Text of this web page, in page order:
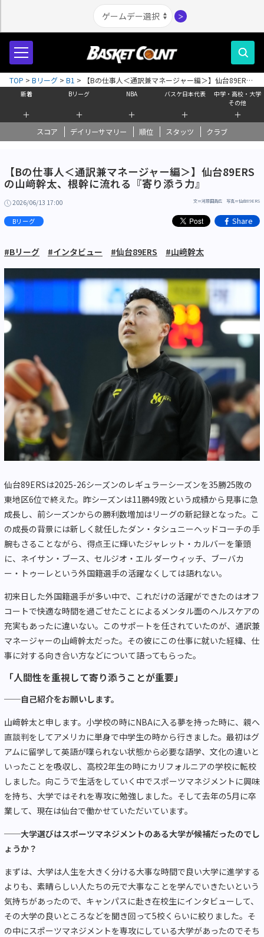
＞
新着
＋
Bリーグ
＋
NBA
＋
バスケ日本代表
＋
中学・高校・大学
その他
＋
スコア デイリーサマリー 順位 スタッツ クラブ
TOP > Bリーグ > B1 >
【Bの仕事人＜通訳兼マネージャー編＞】仙台89ERS
の山﨑幹太、根幹に流れる『寄り添う力』
【Bの仕事人＜通訳兼マネージャー編＞】仙台89ERS
の山﨑幹太、根幹に流れる『寄り添う力』
2026/06/13 17:00 文＝河原田高広 写真＝仙台89ERS
Bリーグ Share
#Bリーグ #インタビュー #仙台89ERS #山﨑幹太
仙台89ERSは2025-26シーズンのレギュラーシーズンを35勝25敗の
東地区6位で終えた。昨シーズンは11勝49敗という成績から見事に急
成長し、前シーズンからの勝利数増加はリーグの新記録となった。こ
の成長の背景には新しく就任したダン・タシュニーヘッドコーチの手
腕もさることながら、得点王に輝いたジャレット・カルバーを筆頭
に、ネイサン・ブース、セルジオ・エル ダーウィッチ、ブーバカ
ー・トゥーレという外国籍選手の活躍なくしては語れない。
初来日した外国籍選手が多い中で、これだけの活躍ができたのはオフ
コートで快適な時間を過ごせたことによるメンタル面のヘルスケアの
充実もあったに違いない。このサポートを任されていたのが、通訳兼
マネージャーの山﨑幹太だった。その彼にこの仕事に就いた経緯、仕
事に対する向き合い方などについて語ってもらった。
「人間性を重視して寄り添うことが重要」
──自己紹介をお願いします。
山﨑幹太と申します。小学校の時にNBAに入る夢を持った時に、親へ
直談判をしてアメリカに単身で中学生の時から行きました。最初はグ
アムに留学して英語が喋られない状態から必要な語学、文化の違いと
いったことを吸収し、高校2年生の時にカリフォルニアの学校に転校
しました。向こうで生活をしていく中でスポーツマネジメントに興味
を持ち、大学ではそれを専攻に勉強しました。そして去年の5月に卒
業して、現在は仙台で働かせていただいています。
──大学選びはスポーツマネジメントのある大学が候補だったのでし
ょうか？
まずは、大学は人生を大きく分ける大事な時間で良い大学に進学する
よりも、素晴らしい人たちの元で大事なことを学んでいきたいという
気持ちがあったので、キャンパスに赴き在校生にインタビューして、
その大学の良いところなどを聞き回って5校くらいに絞りました。そ
の中にスポーツマネジメントを専攻にしている大学があったのでそち